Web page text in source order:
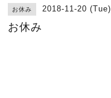
お休み 2018-11-20 (Tue)
お休み